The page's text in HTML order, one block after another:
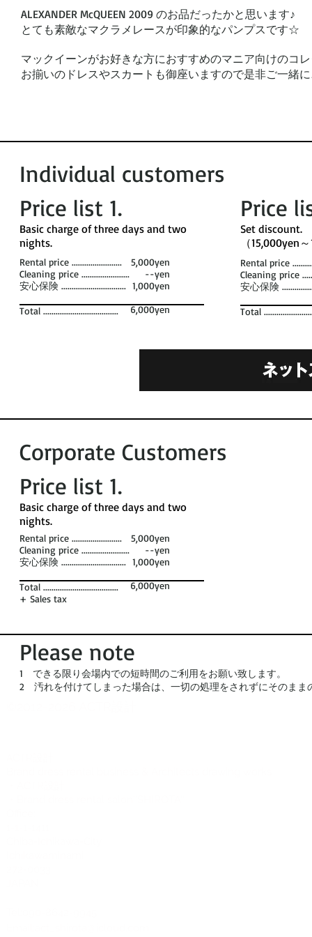
ALEXANDER McQUEEN 2009 のお品だったかと思います♪
とても素敵なマクラメレースが印象的なパンプスです☆
マックイーンがお好きな方におすすめのマニア向けのコ
お揃いのドレスやスカートも御座いますので是非ご一緒
Individual customers
Price list 1​.
​Basic charge of three days and two
nights. ​
Rental price ........................
Cleaning price .......................
安心保険 ...............................
Total ....................................
5,000yen
--yen
1,000yen
6,000yen
Price
​Set discount. ​
（15,000yen
Rental price
Cleaning price
安心保険
Total
Corporate Customers
Price list 1​.
​Basic charge of three days and two
nights. ​
5,000yen
--yen
1,000yen
6,000yen
Rental price ........................
Cleaning price .......................
安心保険 ...............................
Total ....................................
+ Sales tax
Please note
1 できる限り会場内での短時間のご利用をお願い致します。
2 汚れを付けてしまった場合は、一切の処理をされずにそのまま